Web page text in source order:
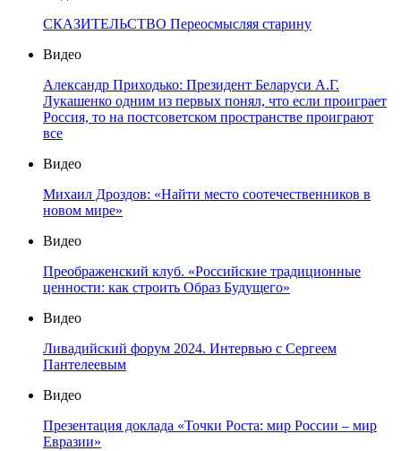
СКАЗИТЕЛЬСТВО Переосмысляя старину
Видео
Александр Приходько: Президент Беларуси А.Г.
Лукашенко одним из первых понял, что если проиграет
Россия, то на постсоветском пространстве проиграют
все
Видео
Михаил Дроздов: «Найти место соотечественников в
новом мире»
Видео
Преображенский клуб. «Российские традиционные
ценности: как строить Образ Будущего»
Видео
Ливадийский форум 2024. Интервью с Сергеем
Пантелеевым
Видео
Презентация доклада «Точки Роста: мир России – мир
Евразии»